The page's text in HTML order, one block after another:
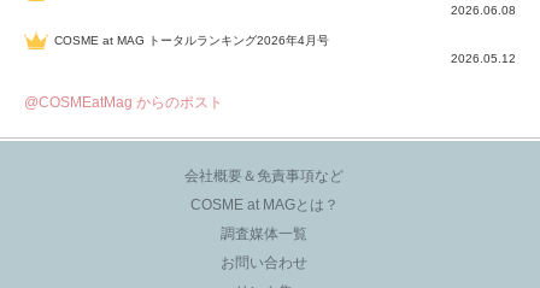
2026.06.08
COSME at MAG トータルランキング2026年4月号
2026.05.12
@COSMEatMag からのポスト
会社概要＆免責事項など
COSME at MAGとは？
調査媒体一覧
お問い合わせ